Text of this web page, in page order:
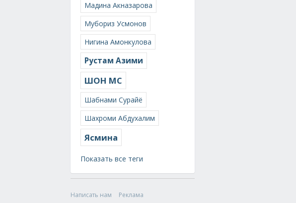
Мадина Акназарова
Мубориз Усмонов
Нигина Амонкулова
Рустам Азими
ШОН МС
Шабнами Сурайё
Шахроми Абдухалим
Ясмина
Показать все теги
Написать нам
Реклама